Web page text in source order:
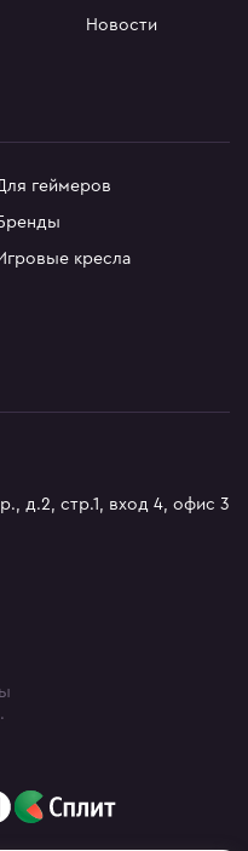
Новости
геймеров
кресла
д.2, стр.1, вход 4, офис 3